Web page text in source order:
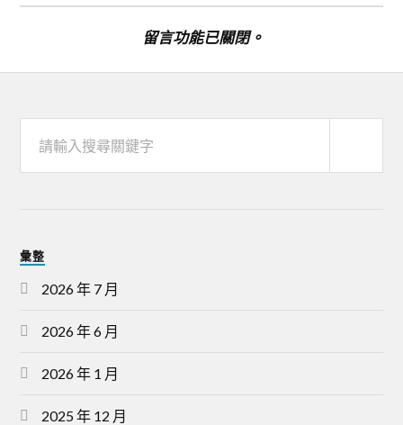
留言功能已關閉。
彙整
2026 年 7 月
2026 年 6 月
2026 年 1 月
2025 年 12 月